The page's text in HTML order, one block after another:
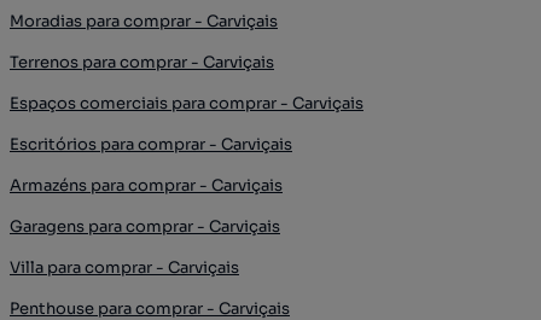
Moradias para comprar - Carviçais
Terrenos para comprar - Carviçais
Espaços comerciais para comprar - Carviçais
Escritórios para comprar - Carviçais
Armazéns para comprar - Carviçais
Garagens para comprar - Carviçais
Villa para comprar - Carviçais
Penthouse para comprar - Carviçais